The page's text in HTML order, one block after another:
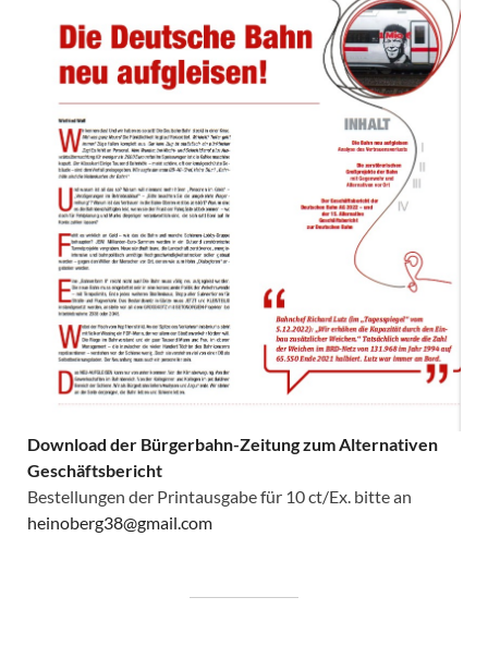
Download der Bürgerbahn-Zeitung zum Alternativen
Geschäftsbericht
Bestellungen der Printausgabe für 10 ct/Ex. bitte an
heinoberg38@gmail.com